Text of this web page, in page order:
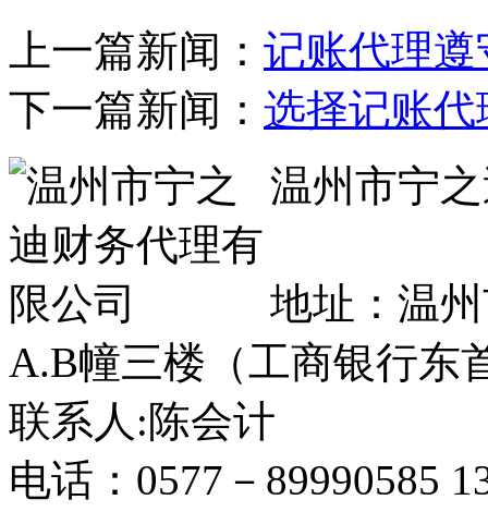
上一篇新闻： 记账代理
下一篇新闻： 选择记账代
温州市宁
地址：温
A.B幢三楼（工商银行东
联系人:陈会计
电话：0577－89990585